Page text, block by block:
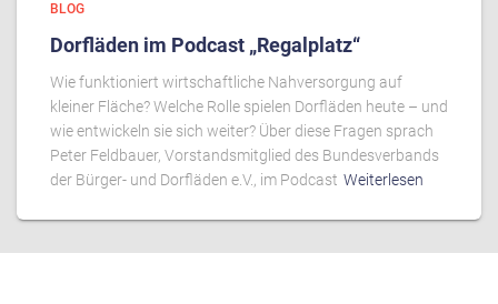
BLOG
Dorfläden im Podcast „Regalplatz“
Wie funktioniert wirtschaftliche Nahversorgung auf
kleiner Fläche? Welche Rolle spielen Dorfläden heute – und
wie entwickeln sie sich weiter? Über diese Fragen sprach
Peter Feldbauer, Vorstandsmitglied des Bundesverbands
der Bürger- und Dorfläden e.V., im Podcast Weiterlesen